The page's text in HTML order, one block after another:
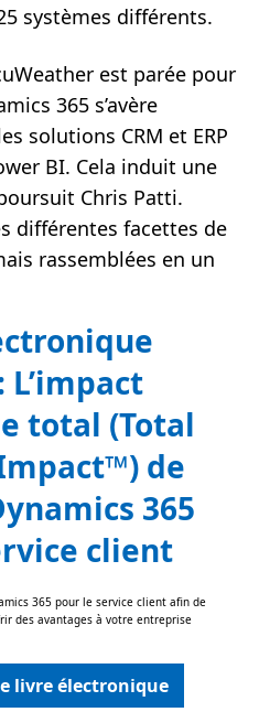
systèmes différents.
est parée pour
365 s’avère
solutions CRM et ERP
BI. Cela induit une
Chris Patti.
différentes facettes de
rassemblées en un
total (Total
de
365
client
365 pour le service client afin de
des avantages à votre entreprise
livre électronique